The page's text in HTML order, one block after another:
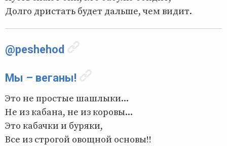
Долго дристать будет дальше, чем видит.
@peshehod
Мы – веганы!
Это не простые шашлыки...
Не из кабана, не из коровы...
Это кабачки и буряки,
Все из строгой овощной основы!!